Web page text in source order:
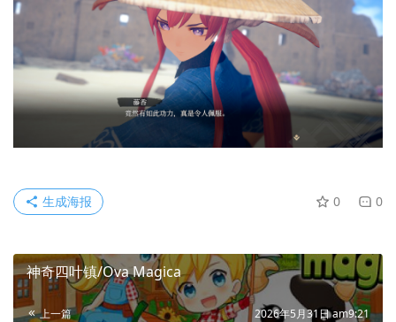
0 0
生成海报
神奇四叶镇/Ova Magica
上一篇 2026年5月31日 am9:21